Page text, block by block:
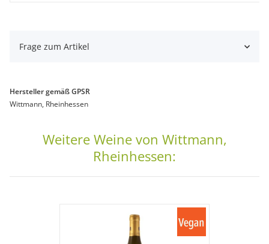
Frage zum Artikel
Hersteller gemäß GPSR
Wittmann, Rheinhessen
Weitere Weine von Wittmann,
Rheinhessen: